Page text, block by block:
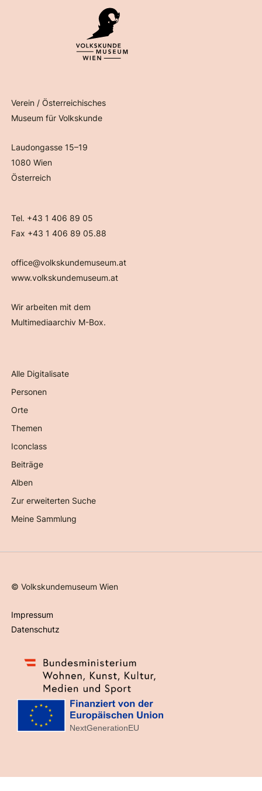
Verein / Österreichisches
Museum für Volkskunde
Laudongasse 15–19
1080 Wien
Österreich
Tel. +43 1 406 89 05
Fax +43 1 406 89 05.88
office@volkskundemuseum.at
www.volkskundemuseum.at
Wir arbeiten mit dem
Multimediaarchiv M-Box.
Alle Digitalisate
Personen
Orte
Themen
Iconclass
Beiträge
Alben
Zur erweiterten Suche
Meine Sammlung
©Volkskundemuseum Wien
Impressum
Datenschutz